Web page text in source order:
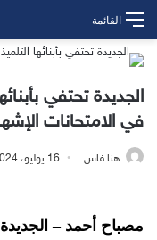
القائمة
الجديدة تحتفي
في الامتحانات
هنا فاس 16 يوليو، 2024 - 2:02 مساءً
مصباح أحمد – الجديدة